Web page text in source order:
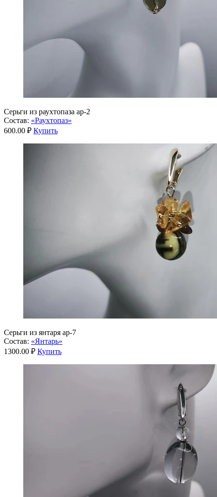
Серьги из раухтопаза ар-2
Состав: «Раухтопаз»
600.00 ₽ Купить
Серьги из янтаря ар-7
Состав: «Янтарь»
1300.00 ₽ Купить